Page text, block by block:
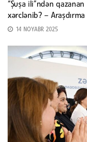
“Şuşa ili”ndən
xərclənib? – Araşdırma
14 NOYABR 2025